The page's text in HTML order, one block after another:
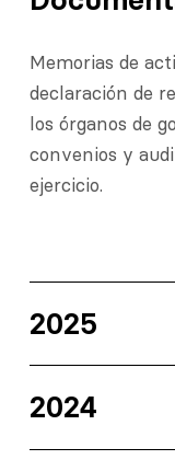
Memorias de
declaración de
los órganos de
convenios y
ejercicio.
2025
2024